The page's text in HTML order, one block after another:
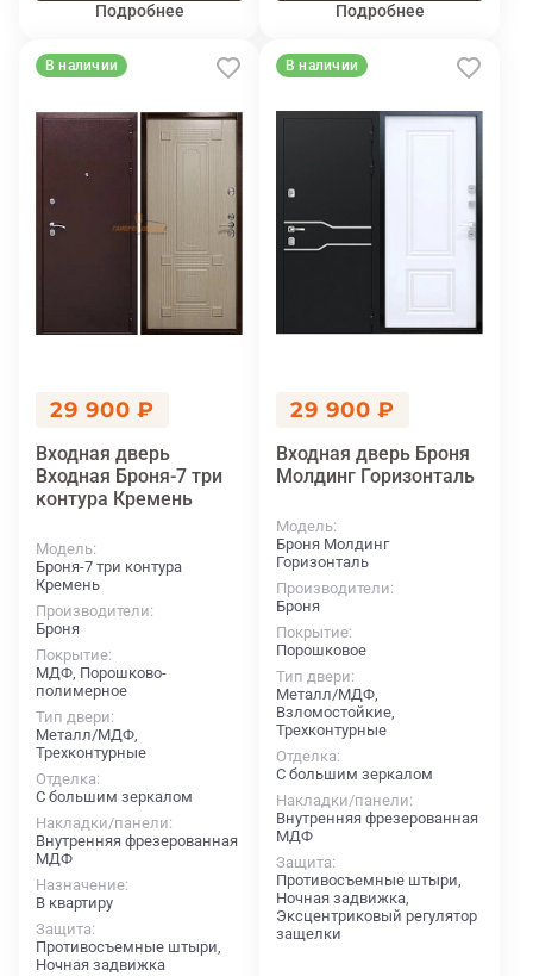
Подробнее
Подробнее
В наличии
29 900 ₽
Входная дверь
Входная Броня-7 три
контура Кремень
Модель
Броня-7 три контура
Кремень
Производители
Броня
Покрытие
МДФ, Порошково-
полимерное
Тип двери
Металл/МДФ,
Трехконтурные
Отделка
С большим зеркалом
Накладки/панели
Внутренняя фрезерованная
МДФ
Назначение
В квартиру
Защита
Противосъемные штыри,
Ночная задвижка
В наличии
29 900 ₽
Входная дверь Броня
Молдинг Горизонталь
Модель
Броня Молдинг
Горизонталь
Производители
Броня
Покрытие
Порошковое
Тип двери
Металл/МДФ,
Взломостойкие,
Трехконтурные
Отделка
С большим зеркалом
Накладки/панели
Внутренняя фрезерованная
МДФ
Защита
Противосъемные штыри,
Ночная задвижка,
Эксцентриковый регулятор
защелки